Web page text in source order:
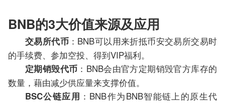
BNB的3大价值来源及应用
交易所代币 ：BNB可以用来折抵币安交易所交易时
的手续费、参加空投、得到VIP福利。
定期销毁代币 ：BNB会由官方定期销毁官方库存的
数量，藉由减少供应量来支撑价值。
BSC公链应用 ：BNB作为BNB智能链上的原生代